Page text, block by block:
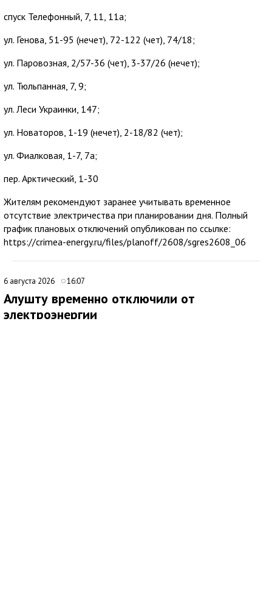
спуск Телефонный, 7, 11, 11а;
ул. Генова, 51-95 (нечет), 72-122 (чет), 74/18;
ул. Паровозная, 2/57-36 (чет), 3-37/26 (нечет);
ул. Тюльпанная, 7, 9;
ул. Леси Украинки, 147;
ул. Новаторов, 1-19 (нечет), 2-18/82 (чет);
ул. Фиалковая, 1-7, 7а;
пер. Арктический, 1-30
Жителям рекомендуют заранее учитывать временное
отсутствие электричества при планировании дня. Полный
график плановых отключений опубликован по ссылке:
https://crimea-energy.ru/files/planoff/2608/sgres2608_06
6 августа 2026 16:07
Алушту временно отключили от
электроэнергии